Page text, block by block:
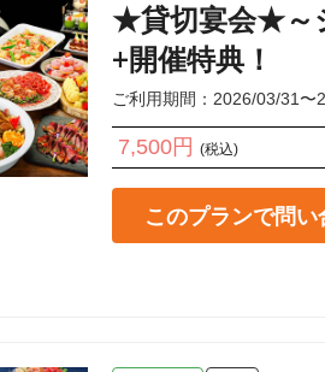
★貸切宴会★～
+開催特典！
ご利用期間：2026/03/31〜
7,500円 (税込)
このプランで問い